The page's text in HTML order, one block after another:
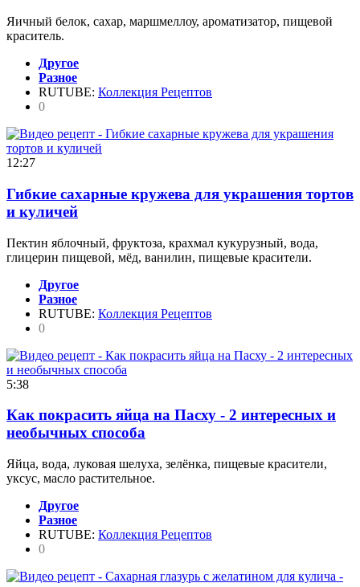
Яичный белок, сахар, маршмеллоу, ароматизатор, пищевой
краситель.
Другое
Разное
RUTUBE: Коллекция Рецептов
0
12:27
Гибкие сахарные кружева для украшения тортов
и куличей
Пектин яблочный, фруктоза, крахмал кукурузный, вода,
глицерин пищевой, мёд, ванилин, пищевые красители.
Другое
Разное
RUTUBE: Коллекция Рецептов
0
5:38
Как покрасить яйца на Пасху - 2 интересных и
необычных способа
Яйца, вода, луковая шелуха, зелёнка, пищевые красители,
уксус, масло растительное.
Другое
Разное
RUTUBE: Коллекция Рецептов
0